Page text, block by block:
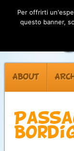
ABOUT
Per offrirti
questo banner,